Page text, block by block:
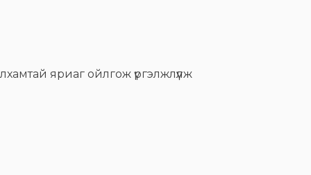
яриаг ойлгож үргэлжлүүлж